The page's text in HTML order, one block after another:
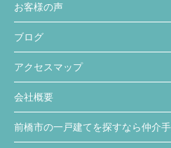
お客様の声
ブログ
アクセスマップ
会社概要
前橋市の一戸建てを探すなら仲介